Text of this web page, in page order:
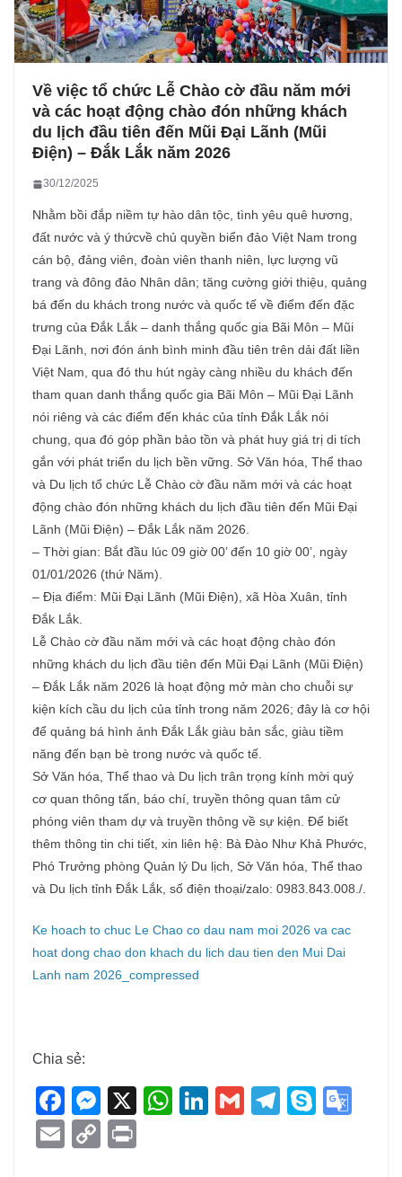
Về việc tổ chức Lễ Chào cờ đầu năm mới
và các hoạt động chào đón những khách
du lịch đầu tiên đến Mũi Đại Lãnh (Mũi
Điện) – Đắk Lắk năm 2026
30/12/2025
Nhằm bồi đắp niềm tự hào dân tộc, tình yêu quê hương,
đất nước và ý thứcvề chủ quyền biển đảo Việt Nam trong
cán bộ, đảng viên, đoàn viên thanh niên, lực lượng vũ
trang và đông đảo Nhân dân; tăng cường giới thiệu, quảng
bá đến du khách trong nước và quốc tế về điểm đến đặc
trưng của Đắk Lắk – danh thắng quốc gia Bãi Môn – Mũi
Đại Lãnh, nơi đón ánh bình minh đầu tiên trên dải đất liền
Việt Nam, qua đó thu hút ngày càng nhiều du khách đến
tham quan danh thắng quốc gia Bãi Môn – Mũi Đại Lãnh
nói riêng và các điểm đến khác của tỉnh Đắk Lắk nói
chung, qua đó góp phần bảo tồn và phát huy giá trị di tích
gắn với phát triển du lịch bền vững. Sở Văn hóa, Thể thao
và Du lịch tổ chức Lễ Chào cờ đầu năm mới và các hoạt
động chào đón những khách du lịch đầu tiên đến Mũi Đại
Lãnh (Mũi Điện) – Đắk Lắk năm 2026.
– Thời gian: Bắt đầu lúc 09 giờ 00’ đến 10 giờ 00’, ngày
01/01/2026 (thứ Năm).
– Địa điểm: Mũi Đại Lãnh (Mũi Điện), xã Hòa Xuân, tỉnh
Đắk Lắk.
Lễ Chào cờ đầu năm mới và các hoạt động chào đón
những khách du lịch đầu tiên đến Mũi Đại Lãnh (Mũi Điện)
– Đắk Lắk năm 2026 là hoạt động mở màn cho chuỗi sự
kiện kích cầu du lịch của tỉnh trong năm 2026; đây là cơ hội
để quảng bá hình ảnh Đắk Lắk giàu bản sắc, giàu tiềm
năng đến bạn bè trong nước và quốc tế.
Sở Văn hóa, Thể thao và Du lịch trân trọng kính mời quý
cơ quan thông tấn, báo chí, truyền thông quan tâm cử
phóng viên tham dự và truyền thông về sự kiện. Để biết
thêm thông tin chi tiết, xin liên hệ: Bà Đào Như Khả Phước,
Phó Trưởng phòng Quản lý Du lịch, Sở Văn hóa, Thể thao
và Du lịch tỉnh Đắk Lắk, số điện thoại/zalo: 0983.843.008./.
Ke hoach to chuc Le Chao co dau nam moi 2026 va cac
hoat dong chao don khach du lich dau tien den Mui Dai
Lanh nam 2026_compressed
Chia sẻ:
F
a
c
M
e
ss
X
W
Li
G
T
S
E
C